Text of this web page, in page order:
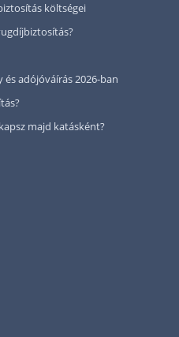
költségei
adójóváírás 2026-ban
majd katásként?